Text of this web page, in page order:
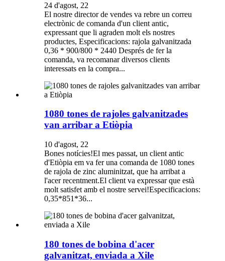
24 d'agost, 22
El nostre director de vendes va rebre un correu
electrònic de comanda d'un client antic,
expressant que li agraden molt els nostres
productes, Especificacions: rajola galvanitzada
0,36 * 900/800 * 2440 Després de fer la
comanda, va recomanar diversos clients
interessats en la compra...
1080 tones de rajoles galvanitzades
van arribar a Etiòpia
10 d'agost, 22
Bones notícies!El mes passat, un client antic
d'Etiòpia em va fer una comanda de 1080 tones
de rajola de zinc aluminitzat, que ha arribat a
l'acer recentment.El client va expressar que està
molt satisfet amb el nostre servei!Especificacions:
0,35*851*36...
180 tones de bobina d'acer
galvanitzat, enviada a Xile